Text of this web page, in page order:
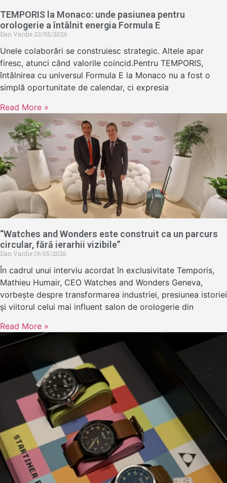
TEMPORIS la Monaco: unde pasiunea pentru
orologerie a întâlnit energia Formula E
Dan Vardie 23/05/2026
Unele colaborări se construiesc strategic. Altele apar
firesc, atunci când valorile coincid.Pentru TEMPORIS,
întâlnirea cu universul Formula E la Monaco nu a fost o
simplă oportunitate de calendar, ci expresia
Read More »
“Watches and Wonders este construit ca un parcurs
circular, fără ierarhii vizibile”
Dan Vardie19/05/2026
În cadrul unui interviu acordat în exclusivitate Temporis,
Mathieu Humair, CEO Watches and Wonders Geneva,
vorbește despre transformarea industriei, presiunea istoriei
și viitorul celui mai influent salon de orologerie din
Read More »